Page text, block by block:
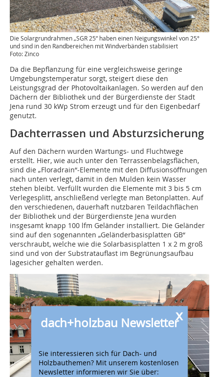
Die Solargrundrahmen „SGR 25“ haben einen Neigungswinkel von 25°
und sind in den Randbereichen mit Windverbänden stabilisiert
Foto: Zinco
Da die Bepflanzung für eine vergleichsweise geringe
Umgebungstemperatur sorgt, steigert diese den
Leistungsgrad der Photovoltaikanlagen. So werden auf den
Dächern der Bibliothek und der Bürgerdienste der Stadt
Jena rund 30 kWp Strom erzeugt und für den Eigenbedarf
genutzt.
Dachterrassen und Absturzsicherung
Auf den Dächern wurden Wartungs- und Fluchtwege
erstellt. Hier, wie auch unter den Terrassenbelagsflächen,
sind die „Floradrain“-Elemente mit den Diffusionsöffnungen
nach unten verlegt, damit in den Mulden kein Wasser
stehen bleibt. Verfüllt wurden die Elemente mit 3 bis 5 cm
Verlegesplitt, anschließend verlegte man Betonplatten. Auf
den verschiedenen, dauerhaft nutzbaren Teildachflächen
der Bibliothek und der Bürgerdienste Jena wurden
insgesamt knapp 100 lfm Geländer installiert. Die Geländer
sind auf den sogenannten „Geländerbasisplatten GB“
verschraubt, welche wie die Solarbasisplatten 1 x 2 m groß
sind und von der Substratauflast im Begrünungsaufbau
lagesicher gehalten werden.
x
dach+holzbau Newsletter
Sie interessieren sich für Dach- und
Holzbauthemen? Mit unserem kostenlosen
Newsletter informieren wir Sie über: